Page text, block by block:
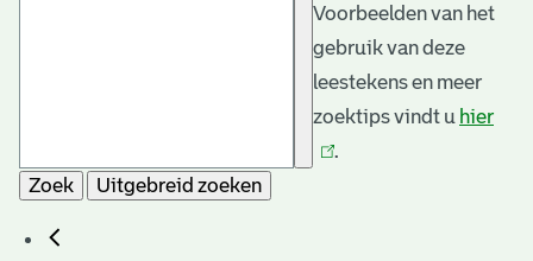
Voorbeelden van het
gebruik van deze
leestekens en meer
zoektips vindt u hier
.
Zoek
Uitgebreid zoeken